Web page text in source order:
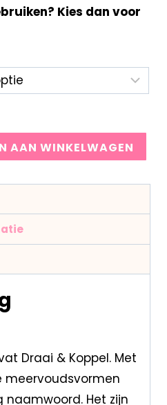
Kies dan voor
AAN WINKELWAGEN
Draai & Koppel. Met
meervoudsvormen
Het zijn